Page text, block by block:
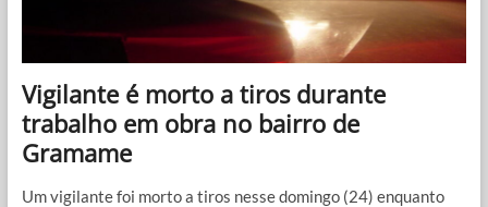
Vigilante é morto a tiros durante
trabalho em obra no bairro de
Gramame
Um vigilante foi morto a tiros nesse domingo (24) enquanto